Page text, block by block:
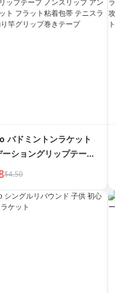
バドミントンラケット
ーショングリップテープ
ップ アンチスウェット
竿グリップ巻きテープ
$4.50